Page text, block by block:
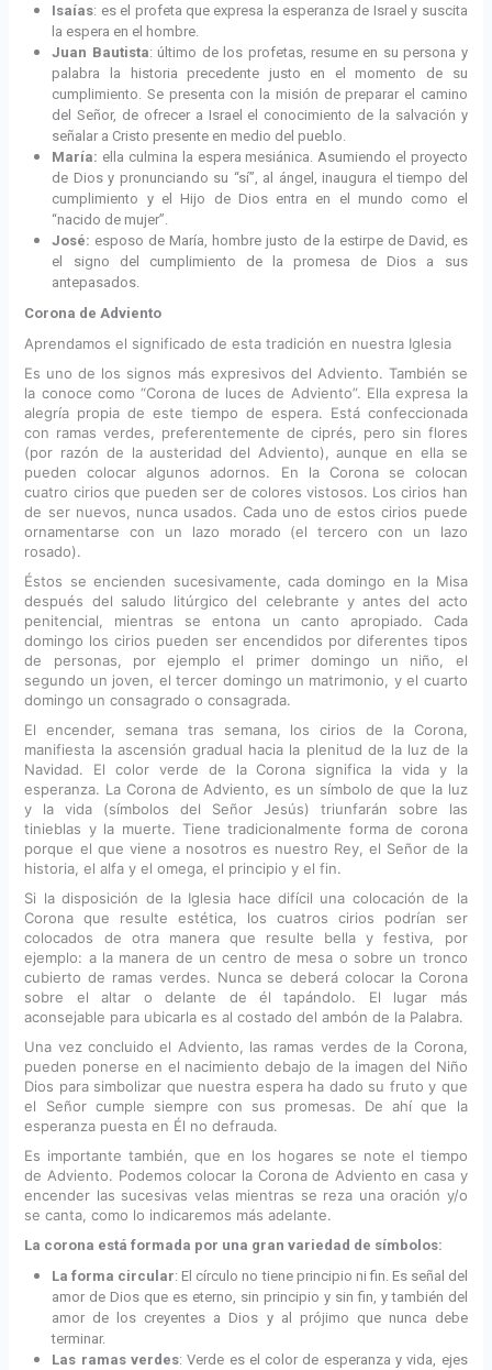
Isaías: es el profeta que expresa la esperanza de Israel y suscita
la espera en el hombre.
Juan Bautista: último de los profetas, resume en su persona y
palabra la historia precedente justo en el momento de su
cumplimiento. Se presenta con la misión de preparar el camino
del Señor, de ofrecer a Israel el conocimiento de la salvación y
señalar a Cristo presente en medio del pueblo.
María: ella culmina la espera mesiánica. Asumiendo el proyecto
de Dios y pronunciando su “sí”, al ángel, inaugura el tiempo del
cumplimiento y el Hijo de Dios entra en el mundo como el
“nacido de mujer”.
José: esposo de María, hombre justo de la estirpe de David, es
el signo del cumplimiento de la promesa de Dios a sus
antepasados.
Corona de Adviento
Aprendamos el significado de esta tradición en nuestra Iglesia
Es uno de los signos más expresivos del Adviento. También se
la conoce como “Corona de luces de Adviento”. Ella expresa la
alegría propia de este tiempo de espera. Está confeccionada
con ramas verdes, preferentemente de ciprés, pero sin flores
(por razón de la austeridad del Adviento), aunque en ella se
pueden colocar algunos adornos. En la Corona se colocan
cuatro cirios que pueden ser de colores vistosos. Los cirios han
de ser nuevos, nunca usados. Cada uno de estos cirios puede
ornamentarse con un lazo morado (el tercero con un lazo
rosado).
Éstos se encienden sucesivamente, cada domingo en la Misa
después del saludo litúrgico del celebrante y antes del acto
penitencial, mientras se entona un canto apropiado. Cada
domingo los cirios pueden ser encendidos por diferentes tipos
de personas, por ejemplo el primer domingo un niño, el
segundo un joven, el tercer domingo un matrimonio, y el cuarto
domingo un consagrado o consagrada.
El encender, semana tras semana, los cirios de la Corona,
manifiesta la ascensión gradual hacia la plenitud de la luz de la
Navidad. El color verde de la Corona significa la vida y la
esperanza. La Corona de Adviento, es un símbolo de que la luz
y la vida (símbolos del Señor Jesús) triunfarán sobre las
tinieblas y la muerte. Tiene tradicionalmente forma de corona
porque el que viene a nosotros es nuestro Rey, el Señor de la
historia, el alfa y el omega, el principio y el fin.
Si la disposición de la Iglesia hace difícil una colocación de la
Corona que resulte estética, los cuatros cirios podrían ser
colocados de otra manera que resulte bella y festiva, por
ejemplo: a la manera de un centro de mesa o sobre un tronco
cubierto de ramas verdes. Nunca se deberá colocar la Corona
sobre el altar o delante de él tapándolo. El lugar más
aconsejable para ubicarla es al costado del ambón de la Palabra.
Una vez concluido el Adviento, las ramas verdes de la Corona,
pueden ponerse en el nacimiento debajo de la imagen del Niño
Dios para simbolizar que nuestra espera ha dado su fruto y que
el Señor cumple siempre con sus promesas. De ahí que la
esperanza puesta en Él no defrauda.
Es importante también, que en los hogares se note el tiempo
de Adviento. Podemos colocar la Corona de Adviento en casa y
encender las sucesivas velas mientras se reza una oración y/o
se canta, como lo indicaremos más adelante.
La corona está formada por una gran variedad de símbolos:
La forma circular: El círculo no tiene principio ni fin. Es señal del
amor de Dios que es eterno, sin principio y sin fin, y también del
amor de los creyentes a Dios y al prójimo que nunca debe
terminar.
Las ramas verdes: Verde es el color de esperanza y vida, ejes